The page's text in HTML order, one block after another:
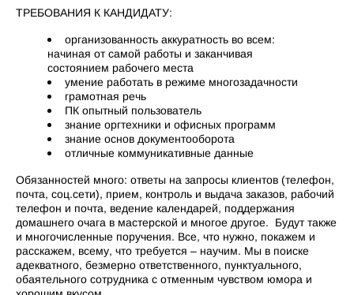
ТРЕБОВАНИЯ К КАНДИДАТУ:
организованность аккуратность во всем:
начиная от самой работы и заканчивая
состоянием рабочего места
умение работать в режиме многозадачности
грамотная речь
ПК опытный пользователь
знание оргтехники и офисных программ
знание основ документооборота
отличные коммуникативные данные
Обязанностей много: ответы на запросы клиентов (телефон,
почта, соц.сети), прием, контроль и выдача заказов, рабочий
телефон и почта, ведение календарей, поддержания
домашнего очага в мастерской и многое другое. Будут также
и многочисленные поручения. Все, что нужно, покажем и
расскажем, всему, что требуется – научим. Мы в поиске
адекватного, безмерно ответственного, пунктуального,
обаятельного сотрудника с отменным чувством юмора и